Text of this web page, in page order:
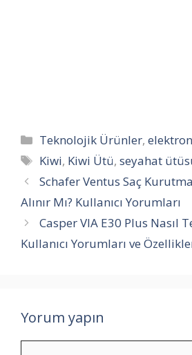
Kategoriler
Teknolojik Ürünler,
Etiketler
Kiwi, Kiwi Ütü,seyahat
Schafer Ventus Saç
Alınır Mı? Kullanıcı Yorumları
Casper VIA E30 Plus Nasıl
Kullanıcı Yorumları ve
Yorum yapın